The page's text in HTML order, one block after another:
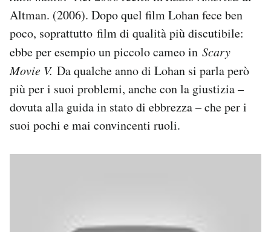
Altman. (2006). Dopo quel film Lohan fece ben
poco, soprattutto film di qualità più discutibile:
ebbe per esempio un piccolo cameo in Scary
Movie V. Da qualche anno di Lohan si parla però
più per i suoi problemi, anche con la giustizia –
dovuta alla guida in stato di ebbrezza – che per i
suoi pochi e mai convincenti ruoli.